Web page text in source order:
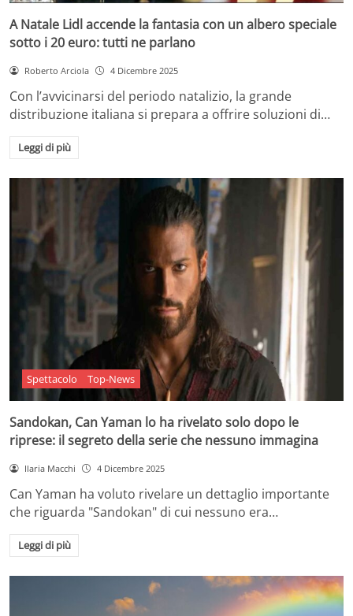
A Natale Lidl accende la fantasia con un albero speciale
sotto i 20 euro: tutti ne parlano
Roberto Arciola 4 Dicembre 2025
Con l’avvicinarsi del periodo natalizio, la grande
distribuzione italiana si prepara a offrire soluzioni di…
Leggi di più
Spettacolo Top-News
Sandokan, Can Yaman lo ha rivelato solo dopo le
riprese: il segreto della serie che nessuno immagina
Ilaria Macchi 4 Dicembre 2025
Can Yaman ha voluto rivelare un dettaglio importante
che riguarda "Sandokan" di cui nessuno era…
Leggi di più